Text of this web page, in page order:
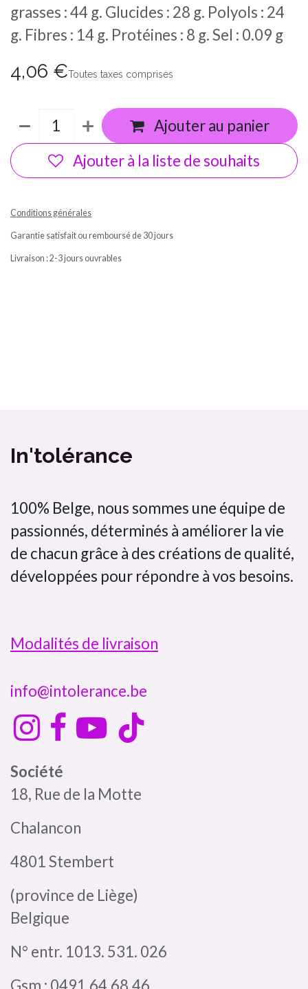
grasses : 44 g. Glucides : 28 g. Polyols : 24
g. Fibres : 14 g. Protéines : 8 g. Sel : 0.09 g
4,06 €Toutes taxes comprises
Ajouter au panier
Ajouter à la liste de souhaits
Conditions générales
Garantie satisfait ou remboursé de 30 jours
Livraison : 2-3 jours ouvrables
In'tolérance
100% Belge, nous sommes une équipe de
passionnés, déterminés à améliorer la vie
de chacun grâce à des créations de qualité,
développées pour répondre à vos besoins.
Modalités de livraison
info@intolerance.be
Société
18, Rue de la Motte
Chalancon
4801 Stembert
(province de Liège)
Belgique
N° entr. 1013. 531. 026